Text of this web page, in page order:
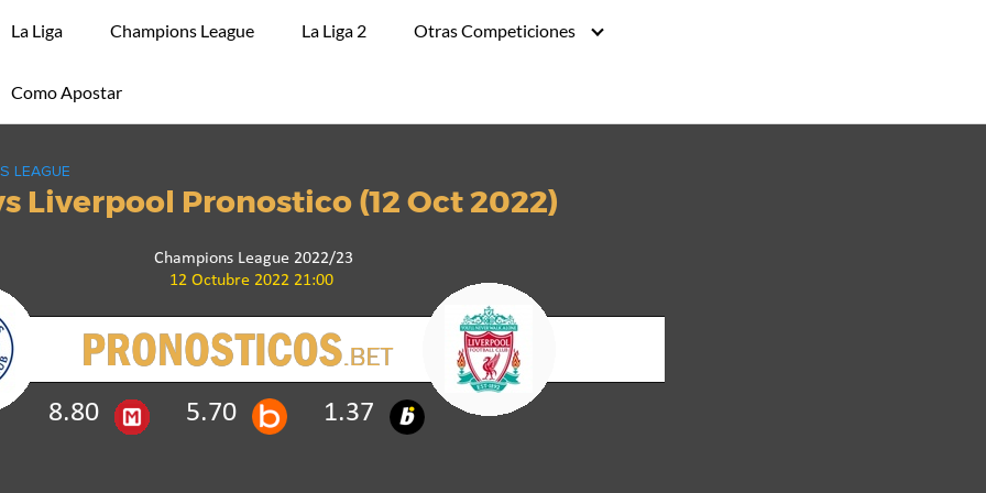
La Liga Champions League La Liga 2 Otras Competiciones
Como Apostar
LEAGUE
Liverpool Pronostico (12 Oct 2022)